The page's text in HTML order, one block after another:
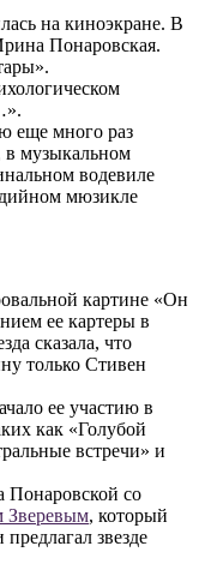
на киноэкране. В
Понаровская.
еще много раз
в музыкальном
водевиле
мюзикле
картине «Он
ее картеры в
сказала, что
только Стивен
ее участию в
как «Голубой
встречи» и
Понаровской со
Зверевым, который
звезде